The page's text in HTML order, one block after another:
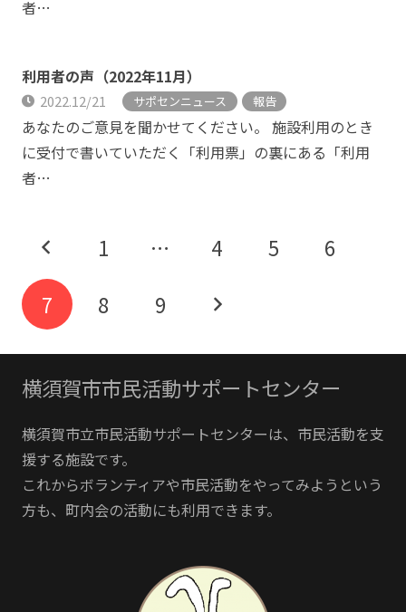
者…
利用者の声（2022年11月）
2022.12/21 サポセンニュース 報告
あなたのご意見を聞かせてください。 施設利用のとき
に受付で書いていただく「利用票」の裏にある「利用
者…
1 … 4 5
6
7
8 9
横須賀市市民活動サポートセンター
横須賀市立市民活動サポートセンターは、市民活動を支
援する施設です。
これからボランティアや市民活動をやってみようという
方も、町内会の活動にも利用できます。